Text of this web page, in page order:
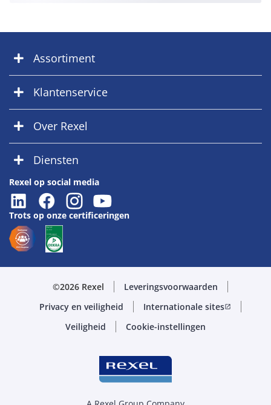
Assortiment
Klantenservice
Over Rexel
Diensten
Rexel op social media
Trots op onze certificeringen
©2026 Rexel
Leveringsvoorwaarden
Privacy en veiligheid
Internationale sitesopen_in_new
Veiligheid Cookie-instellingen